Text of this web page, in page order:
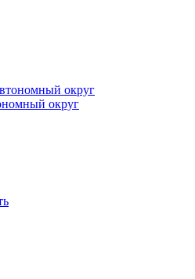
округ
округ